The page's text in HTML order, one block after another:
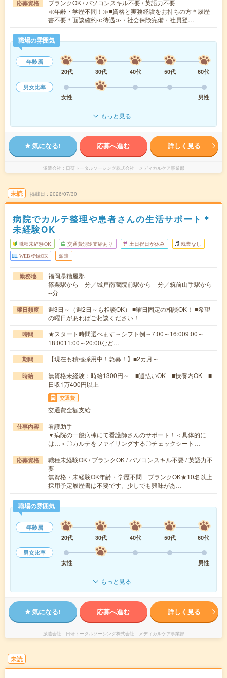
応募資格
ブランクOK / パソコンスキル不要 / 英語力不要
≪年齢・学歴不問！≫■資格と実務経験をお持ちの方＊履歴
書不要＊面談確約≪待遇≫・社会保険完備・社員登…
職場の雰囲気
年齢層
20代
30代 40代 50代
60代
男女比率
女性
男性
もっと見る
気になる! 応募へ進む 詳しく見る
派遣会社 日研トータルソーシング株式会社 メディカルケア事業部
未読 掲載日 2026/07/30
病院でカルテ整理や患者さんの生活サポート＊
未経験OK
職種未経験OK 交通費別途支給あり 土日祝日が休み 残業なし
WEB登録OK 派遣
勤務地
福岡県糟屋郡
篠栗駅から---分／城戸南蔵院前駅から---分／筑前山手駅から-
--分
曜日頻度
週3日～（週2日～も相談OK） ■曜日固定の相談OK！ ■希望
の曜日があればご相談ください！
時間
★スタート時間選べます～シフト例～7:00～16:009:00～
18:0011:00～20:00など…
期間 【現在も積極採用中！急募！】■2カ月～
時給
無資格未経験：時給1300円～ ■週払いOK ■扶養内OK ■
日収1万400円以上
交通費
交通費全額支給
仕事内容
看護助手
▼病院の一般病棟にて看護師さんのサポート！＜具体的に
は…＞〇カルテをファイリングする〇チェックシート…
応募資格
職種未経験OK / ブランクOK / パソコンスキル不要 / 英語力不
要
無資格・未経験OK年齢・学歴不問 ブランクOK★10名以上
採用予定履歴書は不要です。少しでも興味があ…
職場の雰囲気
年齢層
20代
30代 40代 50代
60代
男女比率
女性
男性
もっと見る
気になる! 応募へ進む 詳しく見る
派遣会社 日研トータルソーシング株式会社 メディカルケア事業部
未読